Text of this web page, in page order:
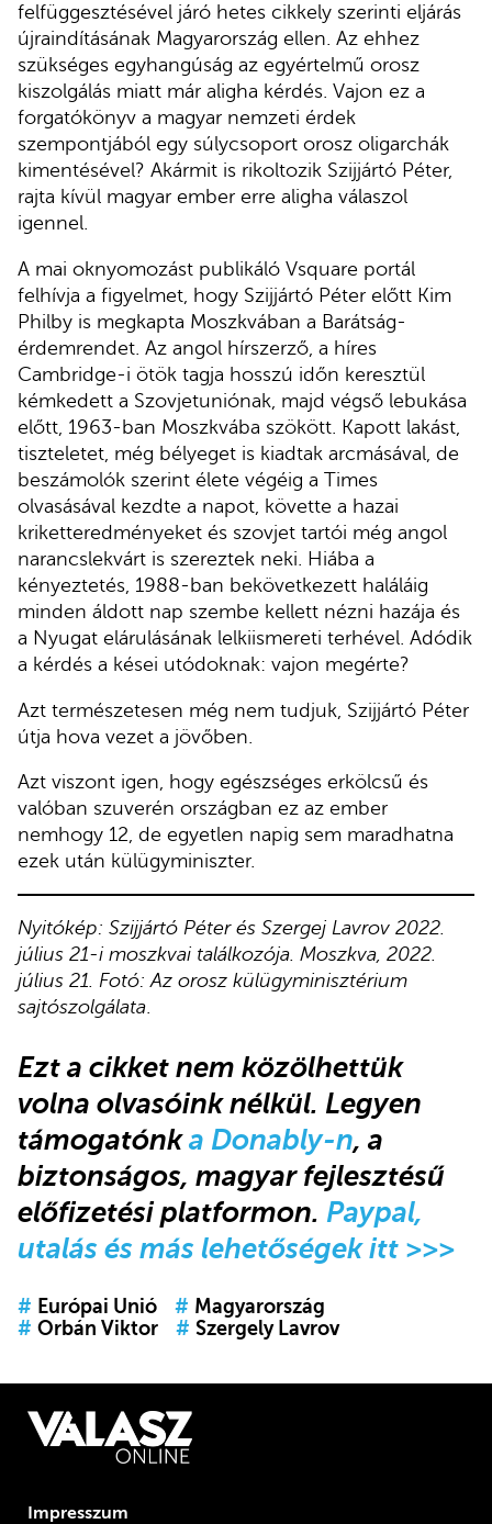
felfüggesztésével járó hetes cikkely szerinti eljárás
újraindításának Magyarország ellen. Az ehhez
szükséges egyhangúság az egyértelmű orosz
kiszolgálás miatt már aligha kérdés. Vajon ez a
forgatókönyv a magyar nemzeti érdek
szempontjából egy súlycsoport orosz oligarchák
kimentésével? Akármit is rikoltozik Szijjártó Péter,
rajta kívül magyar ember erre aligha válaszol
igennel.
A mai oknyomozást publikáló Vsquare portál
felhívja a figyelmet, hogy Szijjártó Péter előtt Kim
Philby is megkapta Moszkvában a Barátság-
érdemrendet. Az angol hírszerző, a híres
Cambridge-i ötök tagja hosszú időn keresztül
kémkedett a Szovjetuniónak, majd végső lebukása
előtt, 1963-ban Moszkvába szökött. Kapott lakást,
tiszteletet, még bélyeget is kiadtak arcmásával, de
beszámolók szerint élete végéig a Times
olvasásával kezdte a napot, követte a hazai
kriketteredményeket és szovjet tartói még angol
narancslekvárt is szereztek neki. Hiába a
kényeztetés, 1988-ban bekövetkezett haláláig
minden áldott nap szembe kellett nézni hazája és
a Nyugat elárulásának lelkiismereti terhével. Adódik
a kérdés a kései utódoknak: vajon megérte?
Azt természetesen még nem tudjuk, Szijjártó Péter
útja hova vezet a jövőben.
Azt viszont igen, hogy egészséges erkölcsű és
valóban szuverén országban ez az ember
nemhogy 12, de egyetlen napig sem maradhatna
ezek után külügyminiszter.
Nyitókép: Szijjártó Péter és Szergej Lavrov 2022.
július 21-i moszkvai találkozója. Moszkva, 2022.
július 21. Fotó: Az orosz külügyminisztérium
sajtószolgálata.
Ezt a cikket nem közölhettük
volna olvasóink nélkül. Legyen
támogatónka Donably-n, a
biztonságos, magyar fejlesztésű
előfizetési platformon. Paypal,
utalás és más lehetőségek itt >>>
# Európai Unió # Magyarország
# Orbán Viktor # Szergely Lavrov
Impresszum